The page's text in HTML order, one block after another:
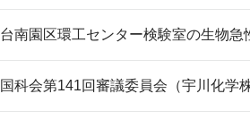
台南園区環工センター検験室の生物
国科会第141回審議委員会（宇川化学